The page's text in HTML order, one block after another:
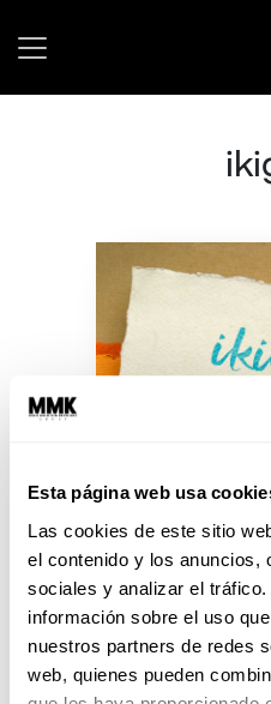
Esta página web usa
Las cookies de este sitio
el contenido y los anuncios,
sociales y analizar el
información sobre el uso
nuestros partners de redes
web, quienes pueden
Ikigai:
propósito
Les traje a
que nos